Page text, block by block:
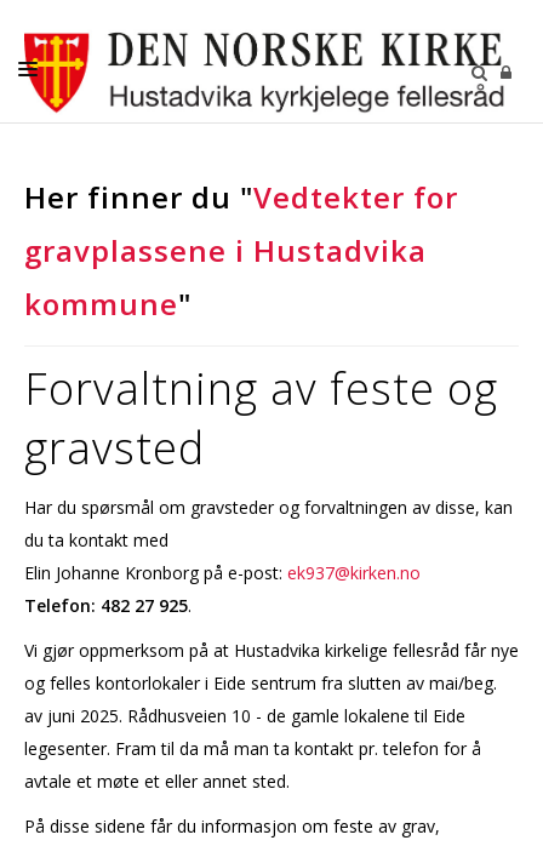
BARN OG UNGDOM
KONFIRMANT
OM OSS
LEDIGE STILLINGER
RÅDENE I HUSTADVIKA
KIRKENE VÅRE
Her finner du "Vedtekter for
gravplassene i Hustadvika
kommune"
Forvaltning av feste og
gravsted
Har du spørsmål om gravsteder og forvaltningen av disse, kan
du ta kontakt med
Elin Johanne Kronborg på e-post: ek937@kirken.no
Telefon: 482 27 925.
Vi gjør oppmerksom på at Hustadvika kirkelige fellesråd får nye
og felles kontorlokaler i Eide sentrum fra slutten av mai/beg.
av juni 2025. Rådhusveien 10 - de gamle lokalene til Eide
legesenter. Fram til da må man ta kontakt pr. telefon for å
avtale et møte et eller annet sted.
På disse sidene får du informasjon om feste av grav,